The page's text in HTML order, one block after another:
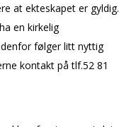
at ekteskapet er gyldig.
en kirkelig
følger litt nyttig
kontakt på tlf.52 81